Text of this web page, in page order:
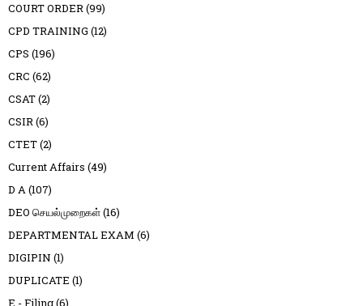
COURT ORDER(99)
CPD TRAINING (12)
CPS (196)
CRC (62)
CSAT(2)
CSIR(6)
CTET(2)
Current Affairs (49)
D A(107)
DEO செயல்முறைகள்(16)
DEPARTMENTAL EXAM (6)
DIGIPIN (1)
DUPLICATE (1)
E - Filing(6)